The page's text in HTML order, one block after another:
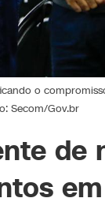
o
Secom/Gov.br
de